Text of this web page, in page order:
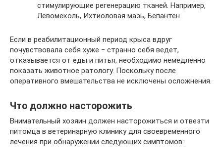
стимулирующие регенерацию тканей. Например,
Левомеколь, Ихтиоловая мазь, Бепантен.
Если в реабилитационный период крыса вдруг
почувствовала себя хуже ‒ странно себя ведет,
отказывается от еды и питья, необходимо немедленно
показать животное ратологу. Поскольку после
оперативного вмешательства не исключены осложнения.
Что должно насторожить
Внимательный хозяин должен насторожиться и отвезти
питомца в ветеринарную клинику для своевременного
лечения при обнаружении следующих симптомов: